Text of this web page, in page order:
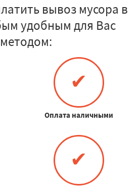
вывоз мусора в
удобным для Вас
методом:
✔
Оплата наличными
✔